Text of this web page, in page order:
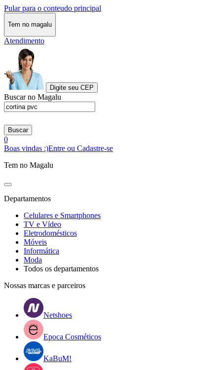
Pular para o conteudo principal
Tem no magalu
Atendimento
Digite seu CEP
Buscar no Magalu
Buscar
0
Boas vindas :)Entre ou Cadastre-se
Tem no Magalu
Departamentos
Celulares e Smartphones
TV e Vídeo
Eletrodomésticos
Móveis
Informática
Moda
Todos os departamentos
Nossas marcas e parceiros
Netshoes
Epoca Cosméticos
KaBuM!